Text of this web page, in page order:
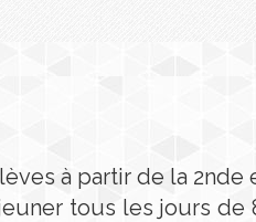
à partir de la 2nde
tous les jours de